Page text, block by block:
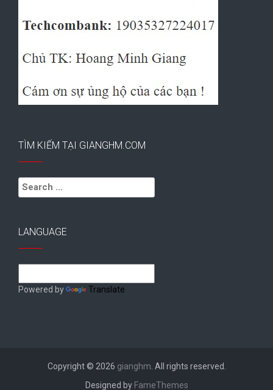
TÌM KIẾM TẠI GIANGHM.COM
Search
for:
LANGUAGE
Powered by Translate
Copyright © 2026 gianghm . All rights reserved.
Designed by FameThemes